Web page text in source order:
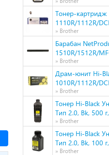
Тонер-
1110R/1112R/
» Brother
Барабан
1510R/1512R/
» Brother
Драм-юнит Hi-
1010R/1112R/
» Brother
Тонер Hi-Black
Тип 2.0, Bk, 500
» Brother
Тонер Hi-Black
Тип 2.0, Bk, 100
» Brother